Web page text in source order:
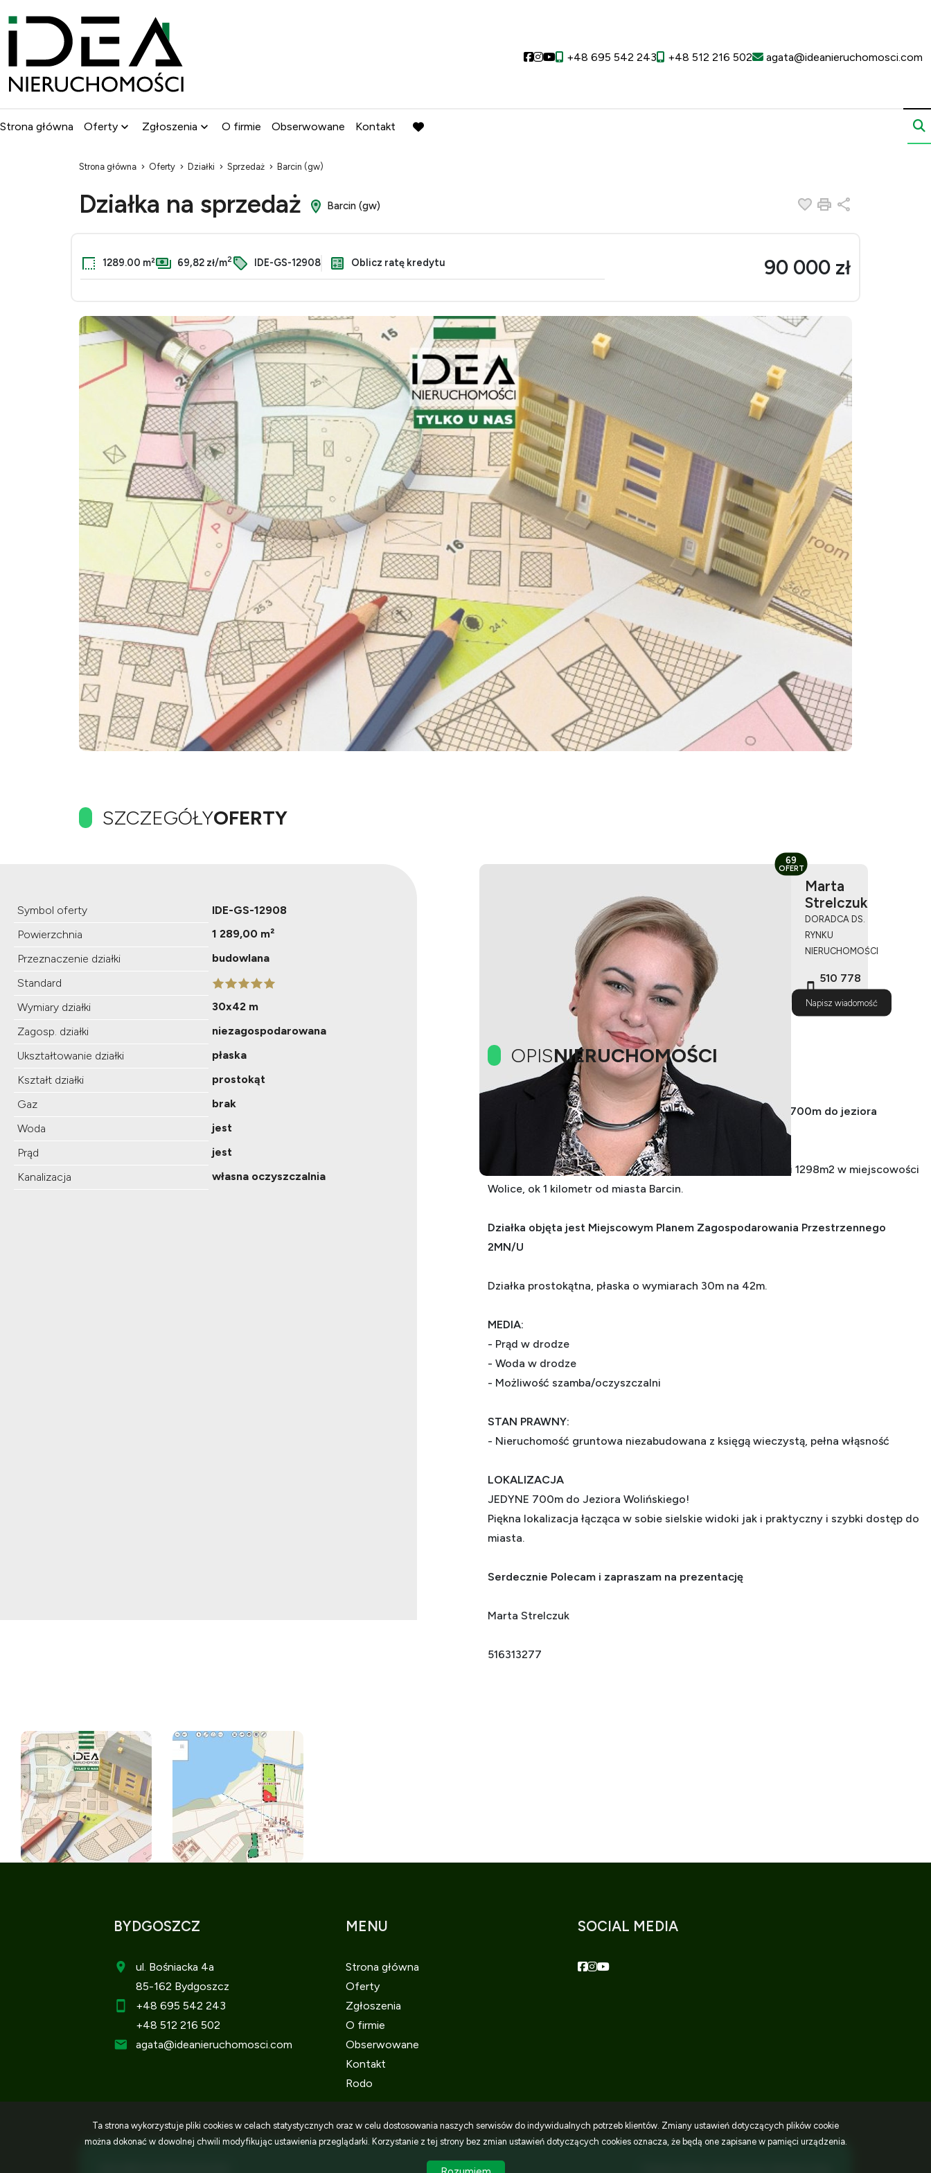
Social link
Social link
Social link
+48 695 542 243 +48 512 216 502 agata@ideanieruchomosci.com
Strona główna Oferty Zgłoszenia O firmie Obserwowane Kontakt
favorite
Strona główna Oferty Działki Sprzedaż Barcin (gw)
Działka na sprzedaż Barcin (gw) Dodaj do ulubionych
Drukuj
1289.00 m² 69,82 zł/m2 IDE-GS-12908 Oblicz ratę kredytu 90 000 zł
SZCZEGÓŁYOFERTY
Symbol oferty
IDE-GS-12908
Powierzchnia
1 289,00 m²
Przeznaczenie działki
budowlana
Standard
Wymiary działki
30x42 m
Zagosp. działki
niezagospodarowana
Ukształtowanie działki
płaska
Kształt działki
prostokąt
Gaz
brak
Woda
jest
Prąd
jest
Kanalizacja
własna oczyszczalnia
Marta
Strelczuk
DORADCA DS.
RYNKU
NIERUCHOMOŚCI
510 778
Napisz wiadomość
69
OFERT
OPISNIERUCHOMOŚCI
Działka budowlana w miejscowości Wolice, koło Barcina - 700m do jeziora
Przedmiotem sprzedaży jest działka budowlana o wielkości 1298m2 w miejscowości
Wolice, ok 1 kilometr od miasta Barcin.
Działka objęta jest Miejscowym Planem Zagospodarowania Przestrzennego
2MN/U
Działka prostokątna, płaska o wymiarach 30m na 42m.
MEDIA:
- Prąd w drodze
- Woda w drodze
- Możliwość szamba/oczyszczalni
STAN PRAWNY:
- Nieruchomość gruntowa niezabudowana z księgą wieczystą, pełna włąsność
LOKALIZACJA
JEDYNE 700m do Jeziora Wolińskiego!
Piękna lokalizacja łącząca w sobie sielskie widoki jak i praktyczny i szybki dostęp do
miasta.
Serdecznie Polecam i zapraszam na prezentację
Marta Strelczuk
516313277
BYDGOSZCZ
ul. Bośniacka 4a
85-162 Bydgoszcz
+48 695 542 243
+48 512 216 502
agata@ideanieruchomosci.com
MENU
Strona główna
Oferty
Zgłoszenia
O firmie
Obserwowane
Kontakt
Rodo
SOCIAL MEDIA
Facebook
Facebook
Facebook
Ta strona wykorzystuje pliki cookies w celach statystycznych oraz w celu dostosowania naszych serwisów do indywidualnych potrzeb klientów. Zmiany ustawień dotyczących plików cookie
można dokonać w dowolnej chwili modyfikując ustawienia przeglądarki. Korzystanie z tej strony bez zmian ustawień dotyczących cookies oznacza, że będą one zapisane w pamięci urządzenia.